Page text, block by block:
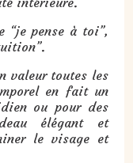
“je pense à toi”,
valeur toutes les
en fait un
ou pour des
élégant et
le visage et